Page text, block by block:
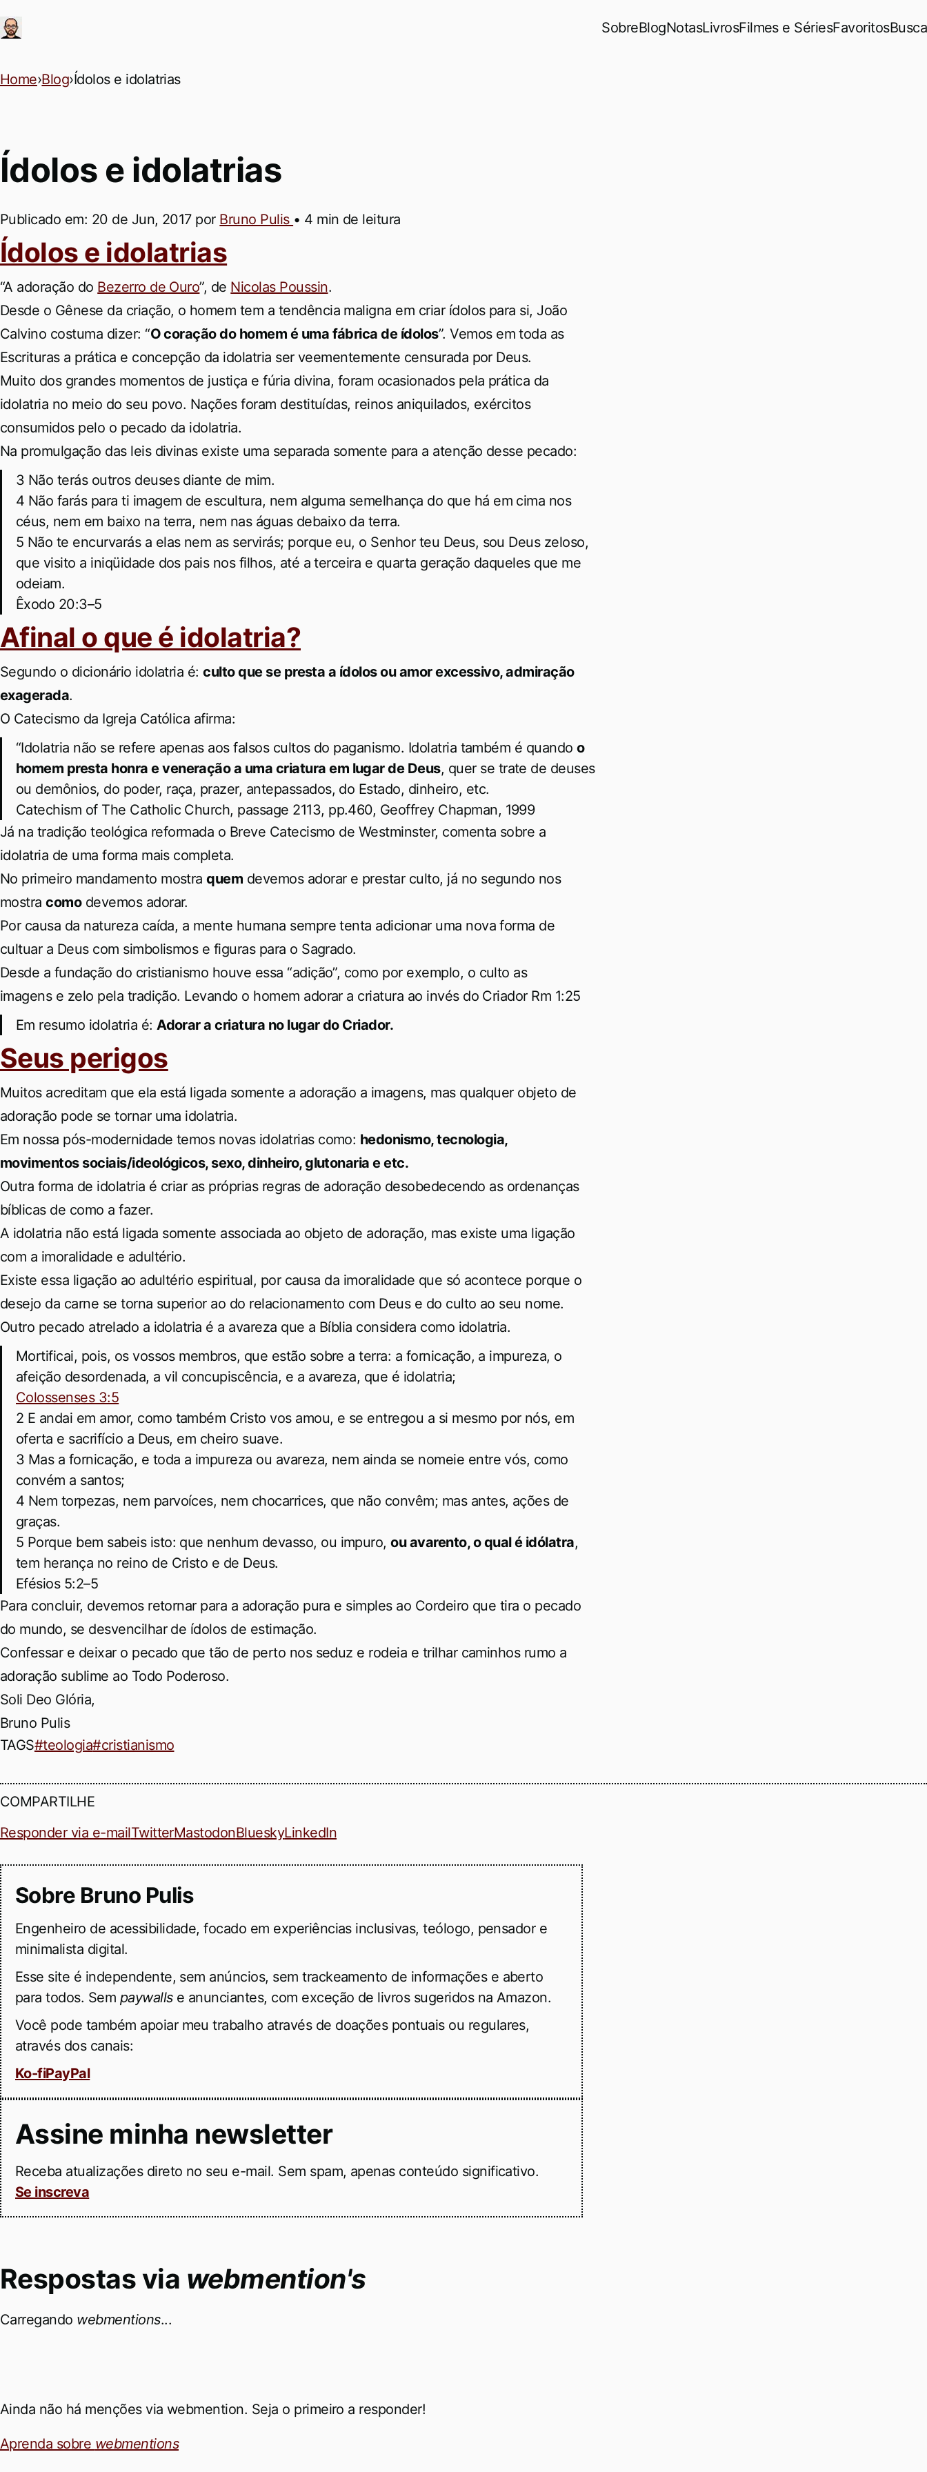
Ir para conteúdo principal SobreBlogNotasLivrosFilmes e SériesFavoritosBusca
Home›Blog›Ídolos e idolatrias
Ídolos e idolatrias
Publicado em: 20 de Jun, 2017 por Bruno Pulis • 4 min de leitura
Permalink
Ídolos e idolatrias
“A adoração do Bezerro de Ouro”, de Nicolas Poussin.
Desde o Gênese da criação, o homem tem a tendência maligna em criar ídolos para si, João
Calvino costuma dizer: “O coração do homem é uma fábrica de ídolos”. Vemos em toda as
Escrituras a prática e concepção da idolatria ser veementemente censurada por Deus.
Muito dos grandes momentos de justiça e fúria divina, foram ocasionados pela prática da
idolatria no meio do seu povo. Nações foram destituídas, reinos aniquilados, exércitos
consumidos pelo o pecado da idolatria.
Na promulgação das leis divinas existe uma separada somente para a atenção desse pecado:
3 Não terás outros deuses diante de mim.
4 Não farás para ti imagem de escultura, nem alguma semelhança do que há em cima nos
céus, nem em baixo na terra, nem nas águas debaixo da terra.
5 Não te encurvarás a elas nem as servirás; porque eu, o Senhor teu Deus, sou Deus zeloso,
que visito a iniqüidade dos pais nos filhos, até a terceira e quarta geração daqueles que me
odeiam.
Êxodo 20:3–5
Afinal o que é idolatria?
Segundo o dicionário idolatria é:culto que se presta a ídolos ou amor excessivo, admiração
exagerada.
O Catecismo da Igreja Católica afirma:
“Idolatria não se refere apenas aos falsos cultos do paganismo. Idolatria também é quandoo
homem presta honra e veneração a uma criatura em lugar de Deus, quer se trate de deuses
ou demônios, do poder, raça, prazer, antepassados, do Estado, dinheiro, etc.
Catechism of The Catholic Church, passage 2113, pp.460, Geoffrey Chapman, 1999
Já na tradição teológica reformada o Breve Catecismo de Westminster, comenta sobre a
idolatria de uma forma mais completa.
No primeiro mandamento mostraquem devemos adorar e prestar culto, já no segundo nos
mostracomodevemos adorar.
Por causa da natureza caída, a mente humana sempre tenta adicionar uma nova forma de
cultuar a Deus com simbolismos e figuras para o Sagrado.
Desde a fundação do cristianismo houve essa “adição”, como por exemplo, o culto as
imagens e zelo pela tradição. Levando o homem adorar a criatura ao invés do Criador Rm 1:25
Em resumo idolatria é:Adorar a criatura no lugar do Criador.
Seus perigos
Muitos acreditam que ela está ligada somente a adoração a imagens, mas qualquer objeto de
adoração pode se tornar uma idolatria.
Em nossa pós-modernidade temos novas idolatrias como: hedonismo, tecnologia,
movimentos sociais/ideológicos, sexo, dinheiro, glutonaria e etc.
Outra forma de idolatria é criar as próprias regras de adoração desobedecendo as ordenanças
bíblicas de como a fazer.
A idolatria não está ligada somente associada ao objeto de adoração, mas existe uma ligação
com a imoralidade e adultério.
Existe essa ligação ao adultério espiritual, por causa da imoralidade que só acontece porque o
desejo da carne se torna superior ao do relacionamento com Deus e do culto ao seu nome.
Outro pecado atrelado a idolatria é a avareza que a Bíblia considera como idolatria.
Mortificai, pois, os vossos membros, que estão sobre a terra: a fornicação, a impureza, o
afeição desordenada, a vil concupiscência, e a avareza, que é idolatria;
Colossenses 3:5
2 E andai em amor, como também Cristo vos amou, e se entregou a si mesmo por nós, em
oferta e sacrifício a Deus, em cheiro suave.
3 Mas a fornicação, e toda a impureza ou avareza, nem ainda se nomeie entre vós, como
convém a santos;
4 Nem torpezas, nem parvoíces, nem chocarrices, que não convêm; mas antes, ações de
graças.
5 Porque bem sabeis isto: que nenhum devasso, ou impuro,ou avarento, o qual é idólatra,
tem herança no reino de Cristo e de Deus.
Efésios 5:2–5
Para concluir, devemos retornar para a adoração pura e simples ao Cordeiro que tira o pecado
do mundo, se desvencilhar de ídolos de estimação.
Confessar e deixar o pecado que tão de perto nos seduz e rodeia e trilhar caminhos rumo a
adoração sublime ao Todo Poderoso.
Soli Deo Glória,
Bruno Pulis
TAGS#teologia#cristianismo
COMPARTILHE
Responder via e-mailTwitterMastodonBlueskyLinkedIn
Sobre Bruno Pulis
Engenheiro de acessibilidade, focado em experiências inclusivas, teólogo, pensador e
minimalista digital.
Esse site é independente, sem anúncios, sem trackeamento de informações e aberto
para todos. Sem paywallse anunciantes, com exceção de livros sugeridos na Amazon.
Você pode também apoiar meu trabalho através de doações pontuais ou regulares,
através dos canais:
Ko-fiPayPal
Assine minha newsletter
Receba atualizações direto no seu e-mail. Sem spam, apenas conteúdo significativo.
Se inscreva
Respostas via webmention's
Carregando webmentions...
Ainda não há menções via webmention. Seja o primeiro a responder!
Aprenda sobre webmentions